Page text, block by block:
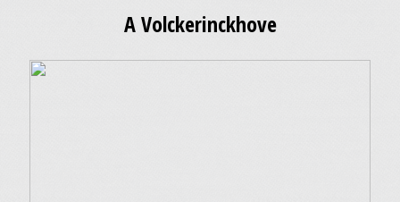
A Volckerinckhove